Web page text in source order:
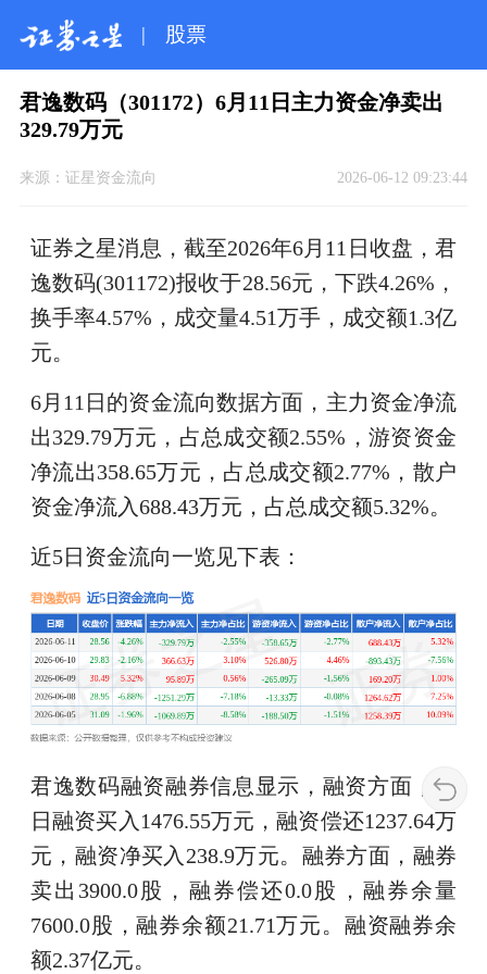
| 股票
君逸数码（301172）6月11日主力资金净卖出
329.79万元
来源： 证星资金流向 2026-06-12 09:23:44
证券之星消息，截至2026年6月11日收盘，君
逸数码(301172)报收于28.56元，下跌4.26%，
换手率4.57%，成交量4.51万手，成交额1.3亿
元。
6月11日的资金流向数据方面，主力资金净流
出329.79万元，占总成交额2.55%，游资资金
净流出358.65万元，占总成交额2.77%，散户
资金净流入688.43万元，占总成交额5.32%。
近5日资金流向一览见下表：
君逸数码融资融券信息显示，融资方面，当
日融资买入1476.55万元，融资偿还1237.64万
元，融资净买入238.9万元。融券方面，融券
卖出3900.0股，融券偿还0.0股，融券余量
7600.0股，融券余额21.71万元。融资融券余
额2.37亿元。